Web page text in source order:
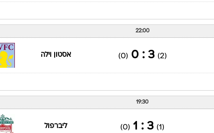
22:00
(2)
3 : 0
(0) אסטון וילה
19:30
(1)
3 : 1
(0) ליברפול